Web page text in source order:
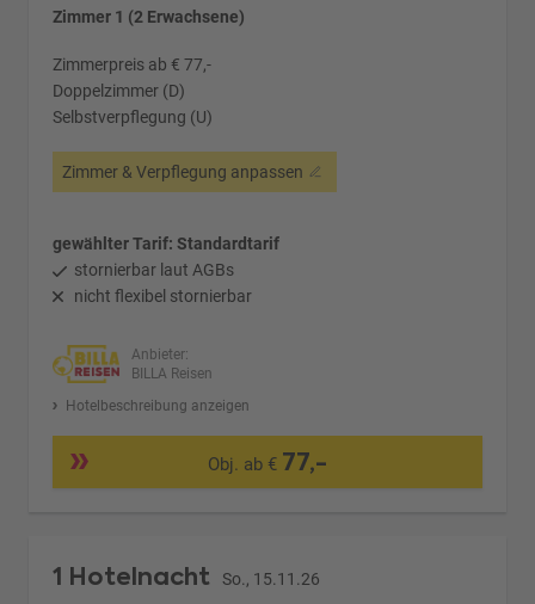
Zimmer 1 (2 Erwachsene)
Zimmerpreis ab € 77,-
Doppelzimmer (D)
Selbstverpflegung (U)
Zimmer & Verpflegung anpassen
gewählter Tarif: Standardtarif
stornierbar laut AGBs
nicht flexibel stornierbar
Anbieter:
BILLA Reisen
Hotelbeschreibung anzeigen
Obj. ab € 77,-
1 Hotelnacht So., 15.11.26